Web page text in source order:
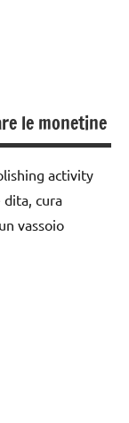
le monetine
activity
cura
vassoio